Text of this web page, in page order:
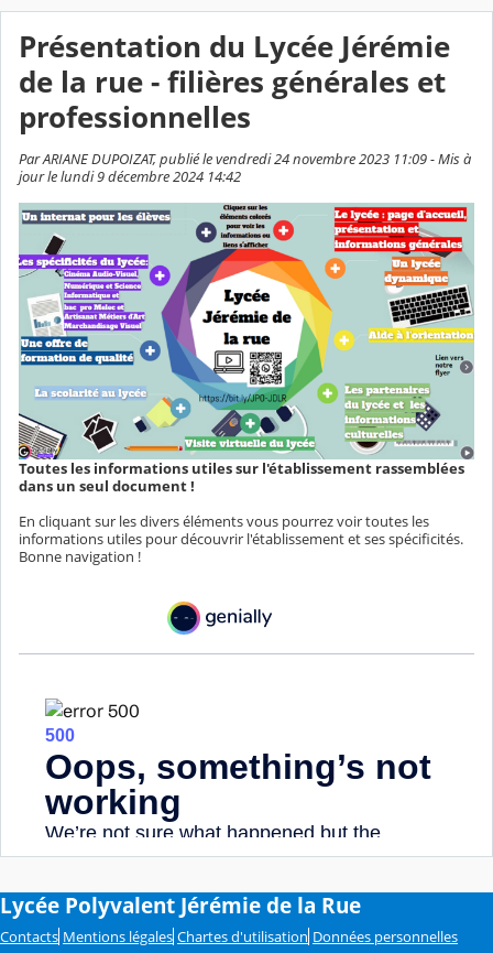
Présentation du Lycée Jérémie
de la rue - filières générales et
professionnelles
Par ARIANE DUPOIZAT, publié le vendredi 24 novembre 2023 11:09 - Mis à
jour le lundi 9 décembre 2024 14:42
Toutes les informations utiles sur l'établissement rassemblées
dans un seul document !
En cliquant sur les divers éléments vous pourrez voir toutes les
informations utiles pour découvrir l'établissement et ses spécificités.
Bonne navigation !
Lycée Polyvalent Jérémie de la Rue
Contacts Mentions légales Chartes d'utilisation Données personnelles